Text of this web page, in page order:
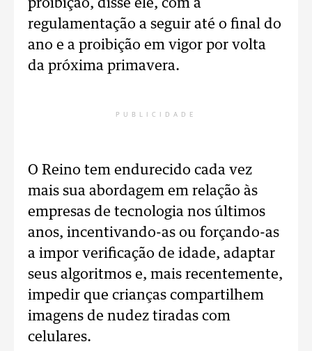
proibição, disse ele, com a
regulamentação a seguir até o final do
ano e a proibição em vigor por volta
da próxima primavera.
PUBLICIDADE
O Reino tem endurecido cada vez
mais sua abordagem em relação às
empresas de tecnologia nos últimos
anos, incentivando-as ou forçando-as
a impor verificação de idade, adaptar
seus algoritmos e, mais recentemente,
impedir que crianças compartilhem
imagens de nudez tiradas com
celulares.